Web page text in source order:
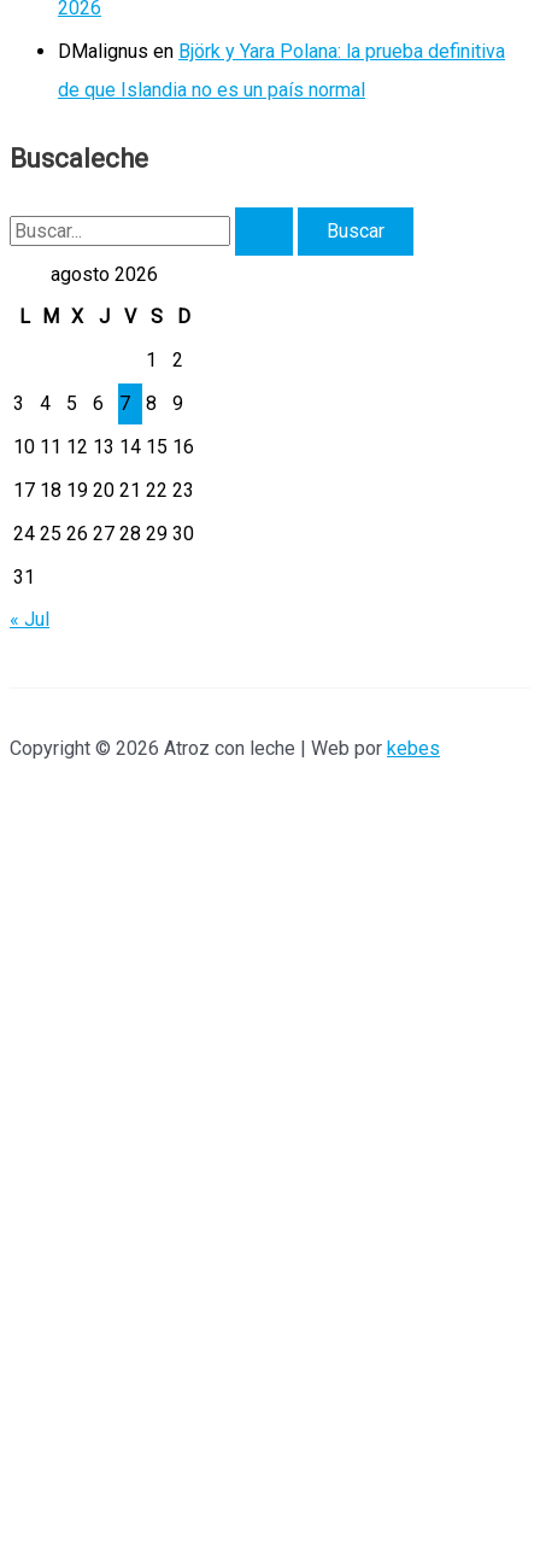
2026
DMalignus en Björk y Yara Polana: la prueba definitiva
de que Islandia no es un país normal
Buscaleche
B
p
o
r
agosto 2026
L
M X J V S
D
1
2
3
4 5 6 7 8
9
10 11 12 13 14 15 16
17 18 19 20 21 22 23
24 25 26 27 28 29 30
31
« Jul
Copyright © 2026 Atroz con leche | Web por kebes